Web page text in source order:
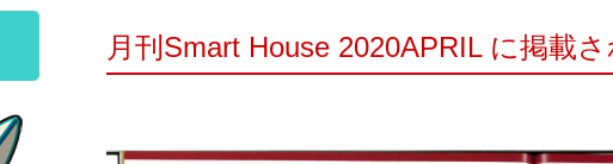
月刊Smart House 2020APRIL に掲載